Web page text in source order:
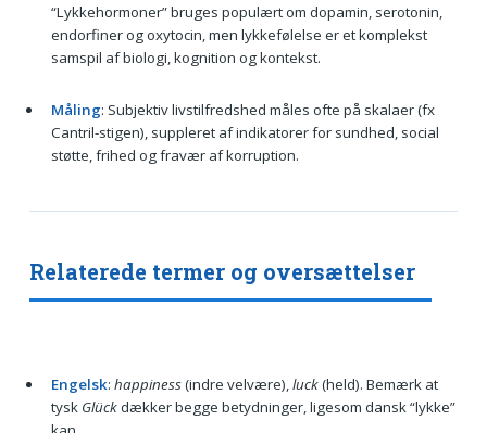
“Lykkehormoner” bruges populært om dopamin, serotonin,
endorfiner og oxytocin, men lykkefølelse er et komplekst
samspil af biologi, kognition og kontekst.
Måling: Subjektiv livstilfredshed måles ofte på skalaer (fx
Cantril-stigen), suppleret af indikatorer for sundhed, social
støtte, frihed og fravær af korruption.
Relaterede termer og oversættelser
Engelsk: happiness(indre velvære),luck(held). Bemærk at
tysk Glückdækker begge betydninger, ligesom dansk “lykke”